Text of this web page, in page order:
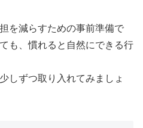
を減らすための事前準備で
も、慣れると自然にできる行
しずつ取り入れてみましょ